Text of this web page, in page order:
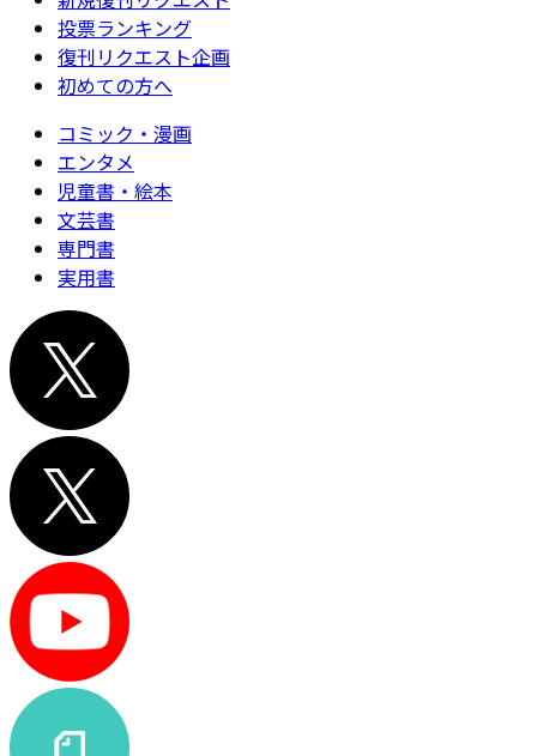
投票ランキング
復刊リクエスト企画
初めての方へ
コミック・漫画
エンタメ
児童書・絵本
文芸書
専門書
実用書